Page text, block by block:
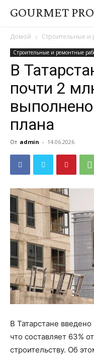
GOURMET PRO
Домой Строительные
Строительные и ремонтные
В
почти 2
выполнено
плана
От admin - 14.06.2026
В Татарстане
что составляет 63%
строительству. Об